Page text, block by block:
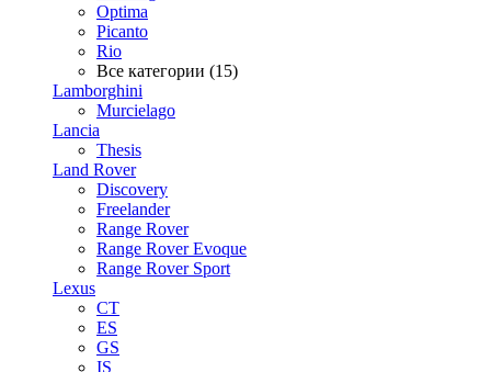
Optima
Picanto
Rio
Все категории (15)
Lamborghini
Murcielago
Lancia
Thesis
Land Rover
Discovery
Freelander
Range Rover
Range Rover Evoque
Range Rover Sport
Lexus
CT
ES
GS
IS